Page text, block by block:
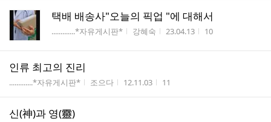
페
메
뉴
트
택배 배송사"오늘의 픽업 "에 대해서
게시판명
.............*자유게시판* 작성자
강혜숙 작성시간
23.04.13 조회수
10
인류 최고의 진리
게시판명
.............*자유게시판* 작성자
조으다 작성시간
12.11.03 조회수
11
신(神)과 영(靈)